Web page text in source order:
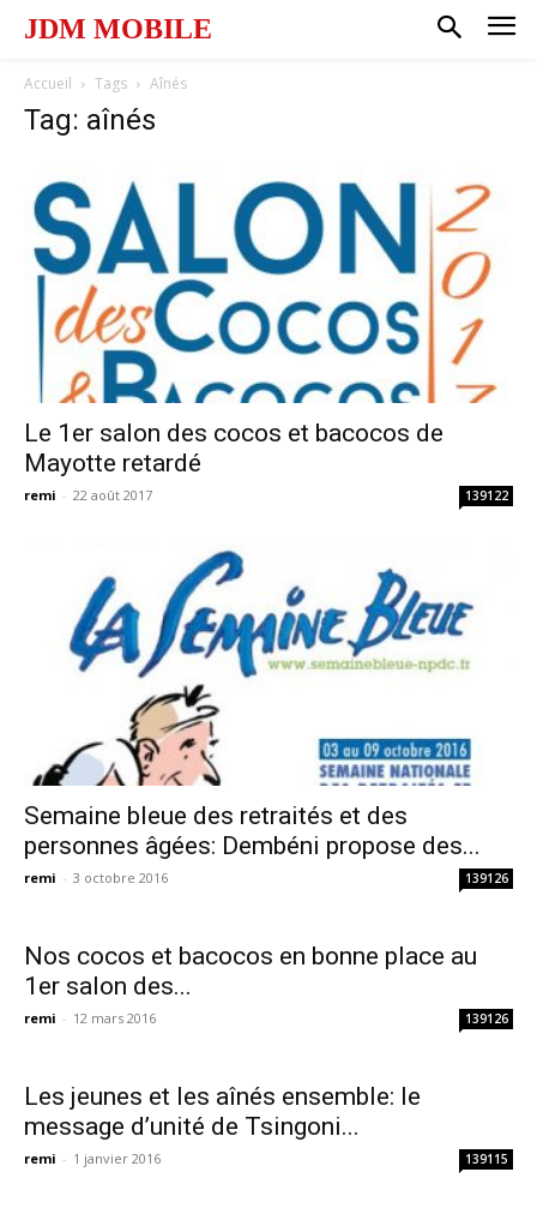
JDM MOBILE
Accueil Tags Aînés
Tag: aînés
Le 1er salon des cocos et bacocos de
Mayotte retardé
remi - 22 août 2017 139122
Semaine bleue des retraités et des
personnes âgées: Dembéni propose des...
remi - 3 octobre 2016 139126
Nos cocos et bacocos en bonne place au
1er salon des...
remi - 12 mars 2016 139126
Les jeunes et les aînés ensemble: le
message d’unité de Tsingoni...
remi - 1 janvier 2016 139115